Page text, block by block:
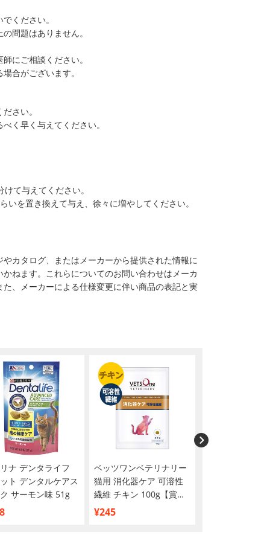
ください。
問題はありません。
にご相談ください。
合がございます。
さい。
く早く与えてください。
て与えてください。
いを置き換えて与え、徐々に増やしてください。
カタログ、またはメーカーから提供された情報に
ねます。これらについてのお問い合わせはメーカ
、メーカーによる仕様変更に伴い商品の表記と実
ナ デンタライフ
ト デンタルケアス
サーモン味 51g
ベッツワンベテリナリー
猫用 消化器ケア 可溶性
繊維 チキン 100g【賞味
期限間近につき特別価格
¥245